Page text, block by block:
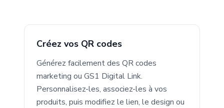
Créez vos QR codes
Générez facilement des QR codes
marketing ou GS1 Digital Link.
Personnalisez-les, associez-les à vos
produits, puis modifiez le lien, le design ou